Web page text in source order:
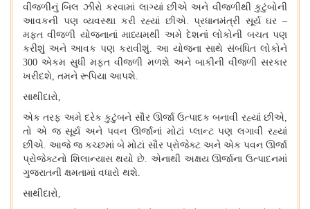
વીજળીનું બિલ ઝીરો કરવામાં લાગ્યાં છીએ અને વીજળીથી કુટુંબોની
આવકની પણ વ્યવસ્થા કરી રહ્યાં છીએ. પ્રધાનમંત્રી સૂર્ય ઘર –
મફત વીજળી યોજનાનાં માધ્યમથી અમે દેશનાં લોકોની બચત પણ
કરીશું અને આવક પણ કરાવીશું. આ યોજના સાથે સંબંધિત લોકોને
300 એકમ સુધી મફત વીજળી મળશે અને બાકીની વીજળી સરકાર
ખરીદશે, તમને રૂપિયા આપશે.
સાથીદારો,
એક તરફ અમે દરેક કુટુંબને સૌર ઊર્જા ઉત્પાદક બનાવી રહ્યાં છીએ,
તો એ જ સૂર્ય અને પવન ઊર્જાનાં મોટાં પ્લાન્ટ પણ લગાવી રહ્યાં
છીએ. આજે જ કચ્છમાં બે મોટાં સૌર પ્રોજેક્ટ અને એક પવન ઊર્જા
પ્રોજેક્ટનો શિલાન્યાસ થયો છે. એનાથી અક્ષય ઊર્જાના ઉત્પાદનમાં
ગુજરાતની ક્ષમતામાં વધારો થશે.
સાથીદારો,